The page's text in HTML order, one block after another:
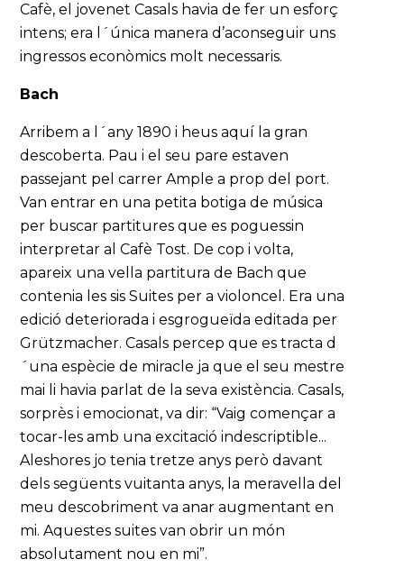
Cafè, el jovenet Casals havia de fer un esforç
intens; era l´única manera d’aconseguir uns
ingressos econòmics molt necessaris.
Bach
Arribem a l´any 1890 i heus aquí la gran
descoberta. Pau i el seu pare estaven
passejant pel carrer Ample a prop del port.
Van entrar en una petita botiga de música
per buscar partitures que es poguessin
interpretar al Cafè Tost. De cop i volta,
apareix una vella partitura de Bach que
contenia les sis Suites per a violoncel. Era una
edició deteriorada i esgrogueïda editada per
Grützmacher. Casals percep que es tracta d
´una espècie de miracle ja que el seu mestre
mai li havia parlat de la seva existència. Casals,
sorprès i emocionat, va dir: “Vaig començar a
tocar-les amb una excitació indescriptible...
Aleshores jo tenia tretze anys però davant
dels següents vuitanta anys, la meravella del
meu descobriment va anar augmentant en
mi. Aquestes suites van obrir un món
absolutament nou en mi”.